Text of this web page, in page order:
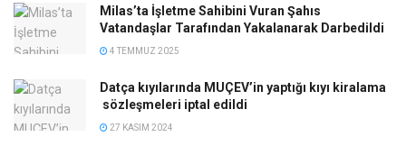
Milas’ta İşletme Sahibini Vuran Şahıs
Vatandaşlar Tarafından Yakalanarak Darbedildi
4 TEMMUZ 2025
Datça kıyılarında MUÇEV’in yaptığı kıyı kiralama
sözleşmeleri iptal edildi
27 KASIM 2024